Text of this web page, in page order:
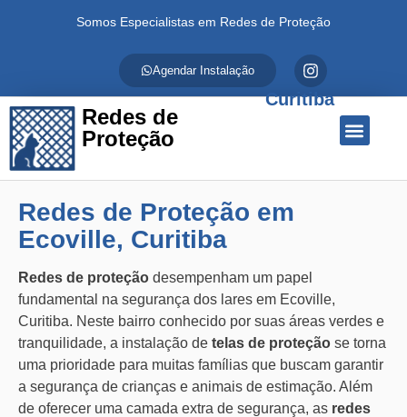
Somos Especialistas em Redes de Proteção
Agendar Instalação
Redes de
Proteção
Curitiba
Redes de Proteção em
Ecoville, Curitiba
Redes de proteção desempenham um papel
fundamental na segurança dos lares em Ecoville,
Curitiba. Neste bairro conhecido por suas áreas verdes e
tranquilidade, a instalação de telas de proteção se torna
uma prioridade para muitas famílias que buscam garantir
a segurança de crianças e animais de estimação. Além
de oferecer uma camada extra de segurança, as redes